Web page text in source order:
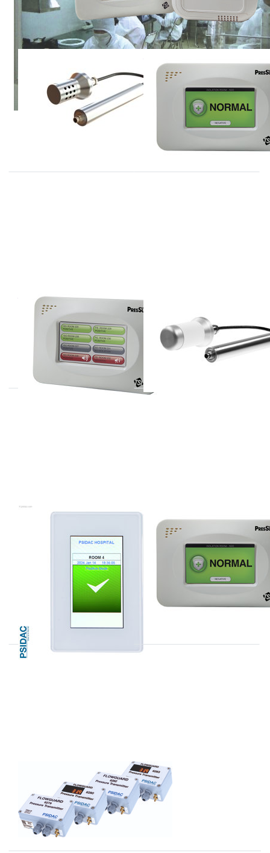
MicroSENS 140-
NDIR CO2 sensor 0-20%, tot
RPM10 serie
ruimtedruk
monitoren
NSD8
MicroSENS
RPM20 serie
PresSura
premium druk
monitor
PsiDac 6280 serie